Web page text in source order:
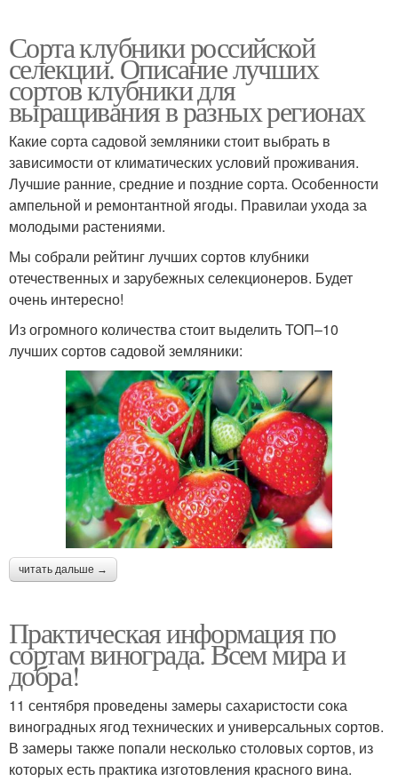
Сорта клубники российской
селекции. Описание лучших
сортов клубники для
выращивания в разных регионах
Какие сорта садовой земляники стоит выбрать в
зависимости от климатических условий проживания.
Лучшие ранние, средние и поздние сорта. Особенности
ампельной и ремонтантной ягоды. Правилаи ухода за
молодыми растениями.
Мы собрали рейтинг лучших сортов клубники
отечественных и зарубежных селекционеров. Будет
очень интересно!
Из огромного количества стоит выделить ТОП–10
лучших сортов садовой земляники:
читать дальше →
Практическая информация по
сортам винограда. Всем мира и
добра!
11 сентября проведены замеры сахаристости сока
виноградных ягод технических и универсальных сортов.
В замеры также попали несколько столовых сортов, из
которых есть практика изготовления красного вина.